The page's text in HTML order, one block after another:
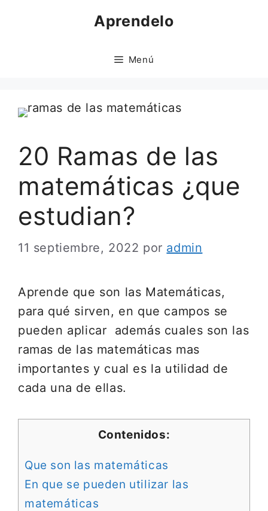
Aprendelo
Menú
20 Ramas de las
matemáticas ¿que
estudian?
11 septiembre, 2022 por admin
Aprende que son las Matemáticas,
para qué sirven, en que campos se
pueden aplicar además cuales son las
ramas de las matemáticas mas
importantes y cual es la utilidad de
cada una de ellas.
Contenidos:
Que son las matemáticas
En que se pueden utilizar las
matemáticas